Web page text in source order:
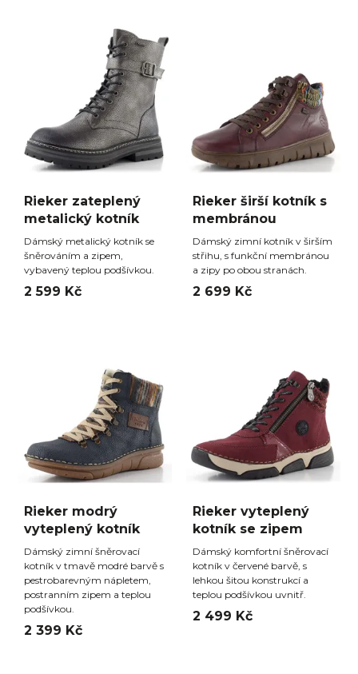
Rieker zateplený
metalický kotník
Dámský metalický kotník se
šněrováním a zipem,
vybavený teplou podšívkou.
2 599 Kč
Rieker širší kotník s
membránou
Dámský zimní kotník v širším
střihu, s funkční membránou
a zipy po obou stranách.
2 699 Kč
Rieker modrý
vyteplený kotník
Dámský zimní šněrovací
kotník v tmavě modré barvě s
pestrobarevným nápletem,
postranním zipem a teplou
podšívkou.
2 399 Kč
Rieker vyteplený
kotník se zipem
Dámský komfortní šněrovací
kotník v červené barvě, s
lehkou šitou konstrukcí a
teplou podšívkou uvnitř.
2 499 Kč